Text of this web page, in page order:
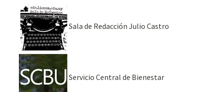
Sala de Redacción Julio Castro
Servicio Central de Bienestar